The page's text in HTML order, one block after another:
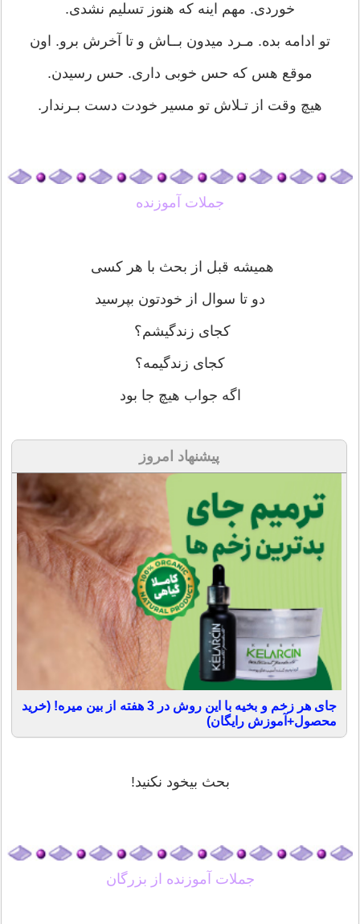
خوردی. مهم اینه که هنوز تسلیم نشدی.
تو ادامه بده. مـرد میدون بــاش و تا آخرش برو. اون
موقع هس که حس خوبی داری. حس رسیدن.
هیچ وقت از تـلاش تو مسیر خودت دست بـرندار.
جملات آموزنده
‏هميشه قبل از بحث با هر كسى
دو تا سوال از خودتون بپرسيد
كجاى زندگيشم؟
كجاى زندگيمه؟
اگه جواب هيچ جا بود
پیشنهاد امروز
جای هر زخم و بخیه با این روش در 3 هفته از بین میره! (خرید
محصول+آموزش رایگان)
بحث بيخود نكنيد!
جملات آموزنده از بزرگان